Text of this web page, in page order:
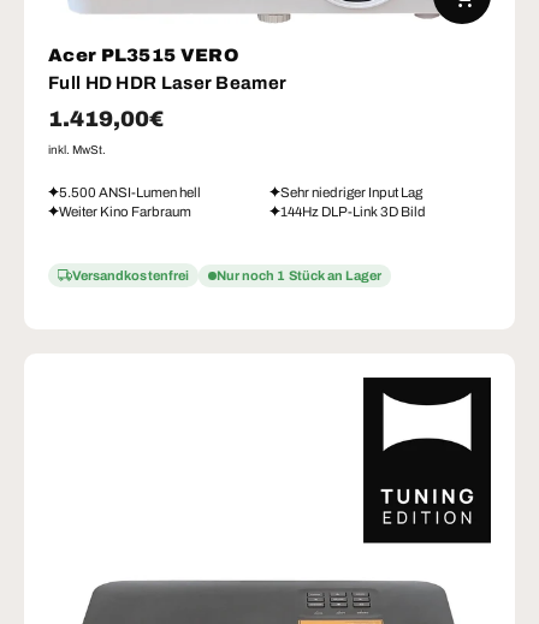
Acer PL3515 VERO
Full HD HDR Laser Beamer
Normaler Preis
1.419,00€
inkl. MwSt.
5.500 ANSI-Lumen hell
Sehr niedriger Input Lag
Weiter Kino Farbraum
144Hz DLP-Link 3D Bild
Versandkostenfrei Nur noch 1 Stück an Lager